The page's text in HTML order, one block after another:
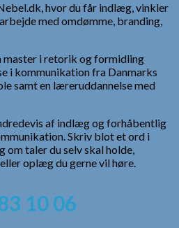
hvor du får indlæg, vinkler
med omdømme, branding,
master i retorik og formidling
i kommunikation fra Danmarks
samt en læreruddannelse med
af indlæg og forhåbentlig
Skriv blot et ord i
taler du selv skal holde,
oplæg du gerne vil høre.
10 06